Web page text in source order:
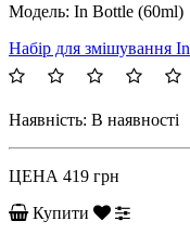
Модель: In Bottle (60ml)
Набір для змішування
Наявність: В наявності
ЦЕНА 419 грн
Купити